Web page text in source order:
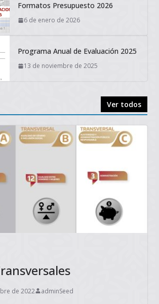
Formatos Presupuesto 2026
6 de enero de 2026
Programa Anual de Evaluación 2025
13 de noviembre de 2025
Ver todos
de 2022 adminSeed